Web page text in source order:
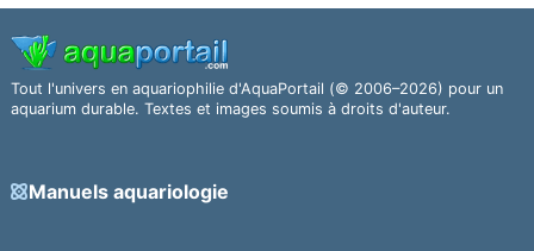
Tout l'univers en aquariophilie d'AquaPortail (© 2006–2026) pour un
aquarium durable. Textes et images soumis à droits d'auteur.
Manuels aquariologie